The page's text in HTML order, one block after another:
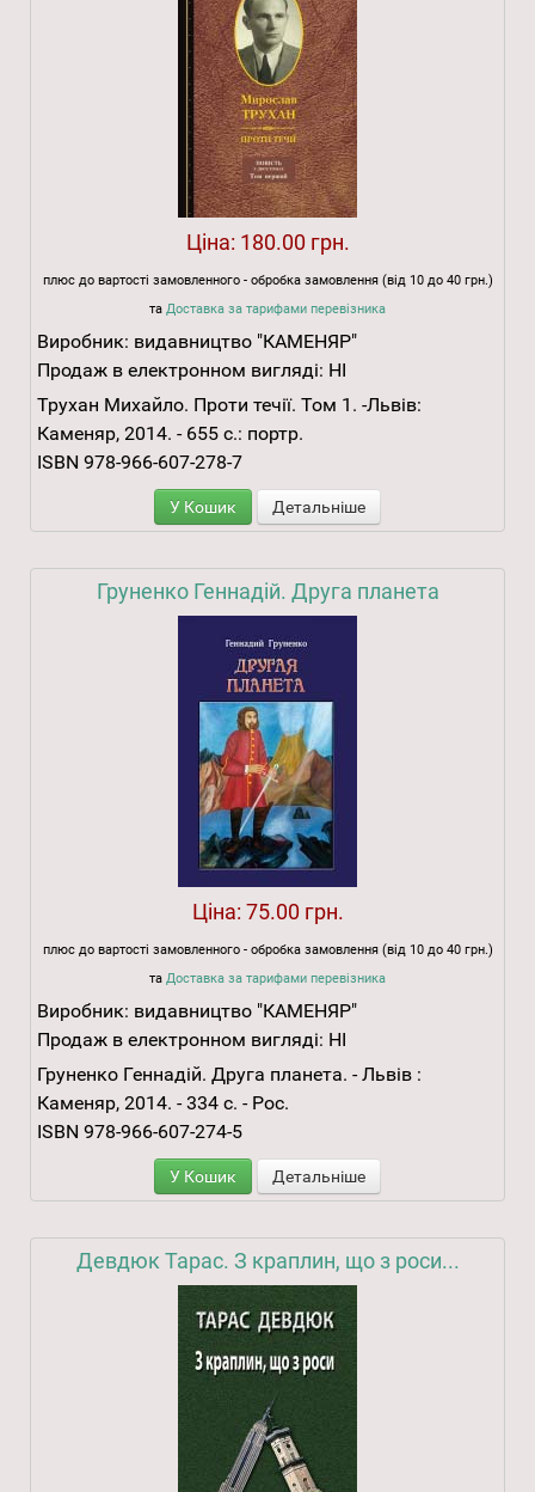
Ціна: 180.00 грн.
плюс до вартості замовленного - обробка замовлення (від 10 до 40 грн.)
та Доставка за тарифами перевізника
Виробник: видавництво "КАМЕНЯР"
Продаж в електронном вигляді: НІ
Трухан Михайло. Проти течії. Том 1. -Львів:
Каменяр, 2014. - 655 с.: портр.
ISBN 978-966-607-278-7
У Кошик Детальніше
Груненко Геннадій. Друга планета
Ціна: 75.00 грн.
плюс до вартості замовленного - обробка замовлення (від 10 до 40 грн.)
та Доставка за тарифами перевізника
Виробник: видавництво "КАМЕНЯР"
Продаж в електронном вигляді: НІ
Груненко Геннадій. Друга планета. - Львів :
Каменяр, 2014. - 334 с. - Рос.
ISBN 978-966-607-274-5
У Кошик Детальніше
Девдюк Тарас. З краплин, що з роси...